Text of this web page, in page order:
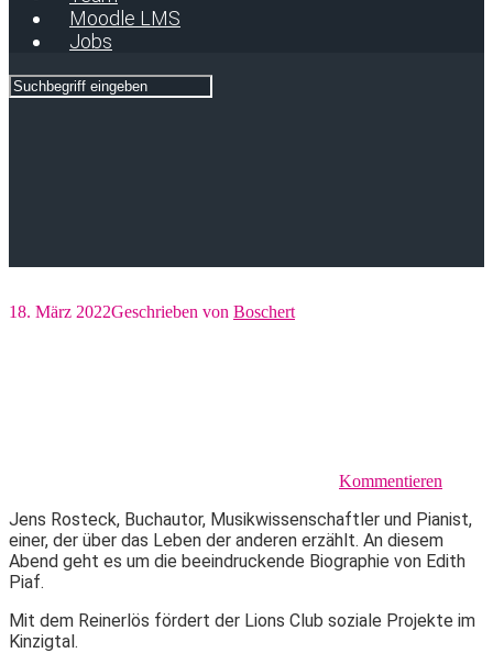
Moodle LMS
Jobs
18. März 2022Geschrieben von Boschert
Kommentieren
Jens Rosteck, Buchautor, Musikwissenschaftler und Pianist,
einer, der über das Leben der anderen erzählt. An diesem
Abend geht es um die beeindruckende Biographie von Edith
Piaf.
Mit dem Reinerlös fördert der Lions Club soziale Projekte im
Kinzigtal.